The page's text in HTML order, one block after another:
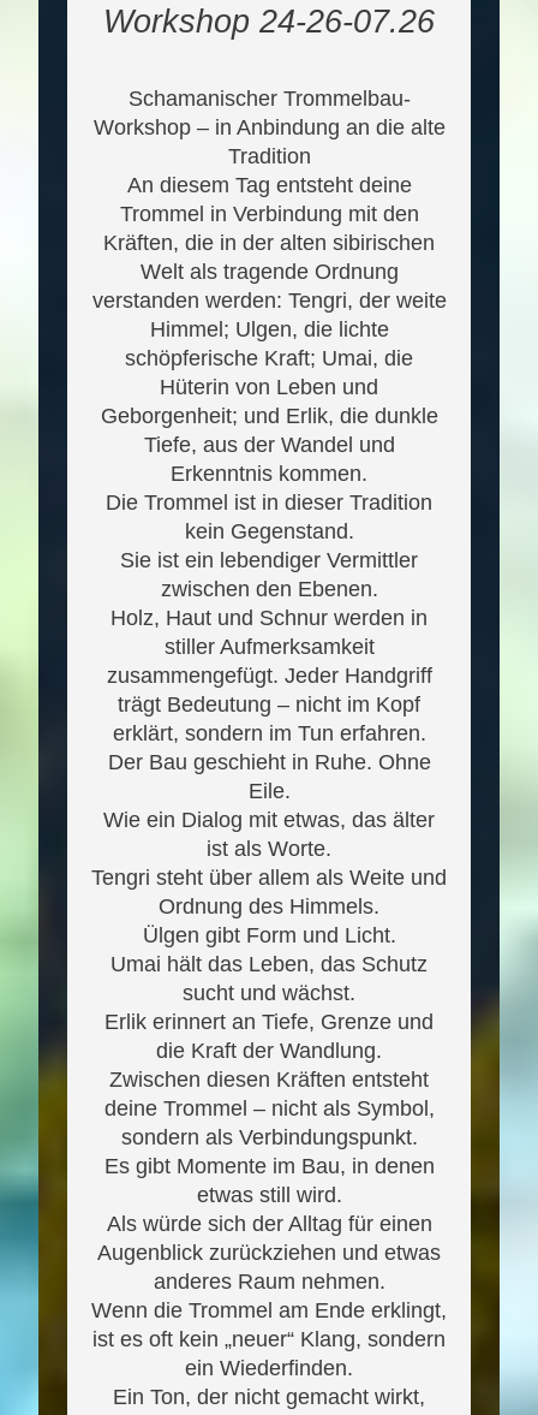
Workshop 24-26-07.26
Schamanischer Trommelbau-
Workshop – in Anbindung an die alte
Tradition
An diesem Tag entsteht deine
Trommel in Verbindung mit den
Kräften, die in der alten sibirischen
Welt als tragende Ordnung
verstanden werden: Tengri, der weite
Himmel; Ulgen, die lichte
schöpferische Kraft; Umai, die
Hüterin von Leben und
Geborgenheit; und Erlik, die dunkle
Tiefe, aus der Wandel und
Erkenntnis kommen.
Die Trommel ist in dieser Tradition
kein Gegenstand.
Sie ist ein lebendiger Vermittler
zwischen den Ebenen.
Holz, Haut und Schnur werden in
stiller Aufmerksamkeit
zusammengefügt. Jeder Handgriff
trägt Bedeutung – nicht im Kopf
erklärt, sondern im Tun erfahren.
Der Bau geschieht in Ruhe. Ohne
Eile.
Wie ein Dialog mit etwas, das älter
ist als Worte.
Tengri steht über allem als Weite und
Ordnung des Himmels.
Ülgen gibt Form und Licht.
Umai hält das Leben, das Schutz
sucht und wächst.
Erlik erinnert an Tiefe, Grenze und
die Kraft der Wandlung.
Zwischen diesen Kräften entsteht
deine Trommel – nicht als Symbol,
sondern als Verbindungspunkt.
Es gibt Momente im Bau, in denen
etwas still wird.
Als würde sich der Alltag für einen
Augenblick zurückziehen und etwas
anderes Raum nehmen.
Wenn die Trommel am Ende erklingt,
ist es oft kein „neuer“ Klang, sondern
ein Wiederfinden.
Ein Ton, der nicht gemacht wirkt,